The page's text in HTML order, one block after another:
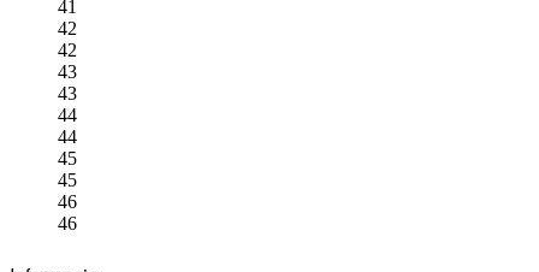
41
42
42
43
43
44
44
45
45
46
46